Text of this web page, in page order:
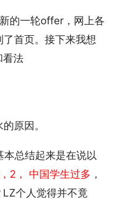
的一轮offer，网上各
首页。接下来我想
看法
原因。
总结起来是在说以
2， 中国学生过多 ，
个人觉得并不竟